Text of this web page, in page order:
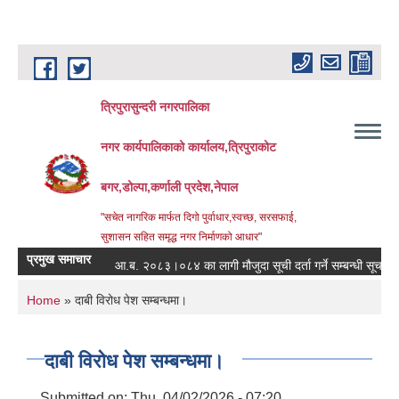
Skip to main content
त्रिपुरासुन्दरी नगरपालिका
नगर कार्यपालिकाको कार्यालय,त्रिपुराकोट
बगर,डोल्पा,कर्णाली प्रदेश,नेपाल
"सचेत नागरिक मार्फत दिगो पुर्वाधार,स्वच्छ, सरसफाई,
सुशासन सहित समृद्ध नगर निर्माणको आधार"
प्रमुख समाचारआ.ब. २०८३।०८४ का लागी मौजुदा सूची दर्ता गर्ने सम्बन्धी सूचना ।
You are here
Home » दाबी विरोध पेश सम्बन्धमा।
दाबी विरोध पेश सम्बन्धमा।